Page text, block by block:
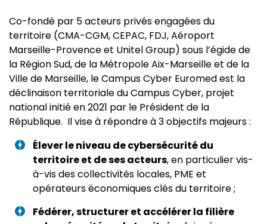
Co-fondé par 5 acteurs privés engagées du
territoire (CMA-CGM, CEPAC, FDJ, Aéroport
Marseille-Provence et Unitel Group) sous l’égide de
la Région Sud, de la Métropole Aix-Marseille et de la
Ville de Marseille, le Campus Cyber Euromed est la
déclinaison territoriale du Campus Cyber, projet
national initié en 2021 par le Président de la
République. Il vise à répondre à 3 objectifs majeurs :
Élever le niveau de cybersécurité du
territoire et de ses acteurs, en particulier vis-
à-vis des collectivités locales, PME et
opérateurs économiques clés du territoire ;
Fédérer, structurer et accélérer la filière